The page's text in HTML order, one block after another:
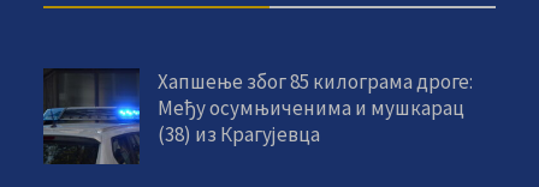
Хапшење због 85 килограма дроге:
Међу осумњиченима и мушкарац
(38) из Крагујевца